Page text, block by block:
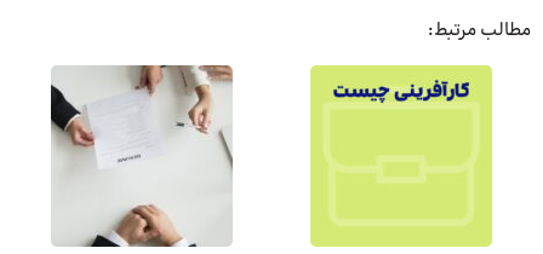
مطالب مرتبط: